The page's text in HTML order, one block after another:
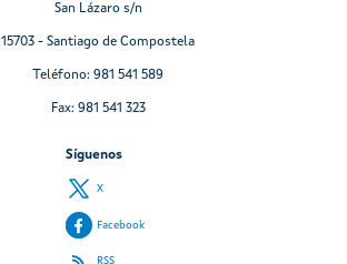
San Lázaro s/n
15703 - Santiago de Compostela
Teléfono: 981 541 589
Fax: 981 541 323
Síguenos
X
Facebook
RSS